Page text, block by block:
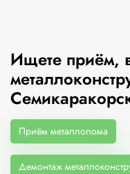
Ищете приём,
Приём металлолома
Демонтаж